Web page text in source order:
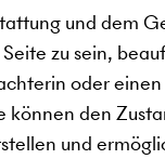
und dem
zu sein,
oder
können den
und